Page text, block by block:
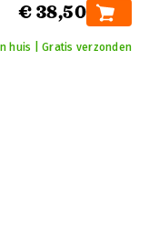
€ 38,50
huis | Gratis verzonden